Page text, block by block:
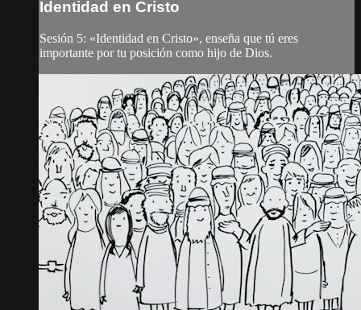
Identidad en Cristo
Sesión 5: «Identidad en Cristo», enseña que tú eres
importante por tu posición como hijo de Dios.